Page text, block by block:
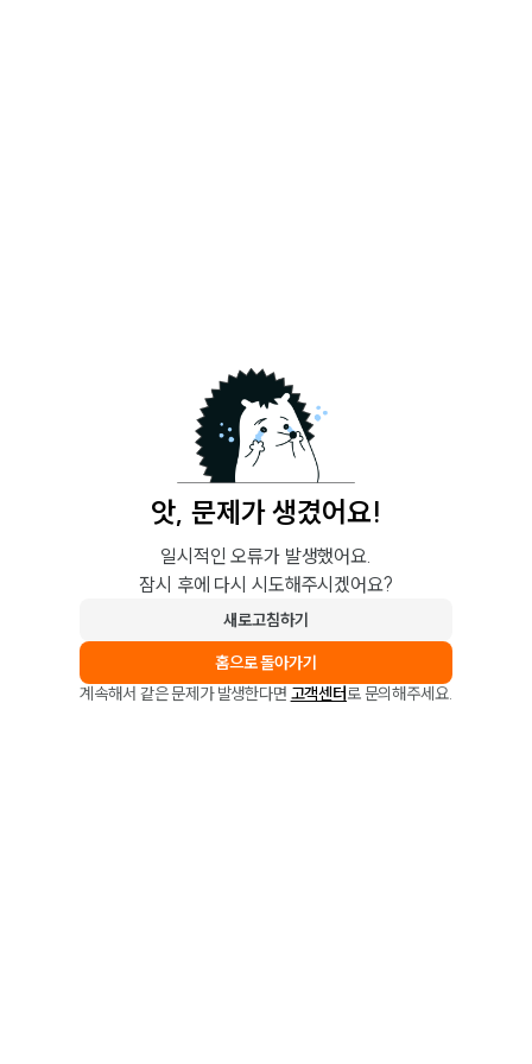
앗, 문제가 생겼어요!
일시적인 오류가 발생했어요.
잠시 후에 다시 시도해주시겠어요?
새로고침하기
홈으로 돌아가기
계속해서 같은 문제가 발생한다면 고객센터로 문의해주세요.